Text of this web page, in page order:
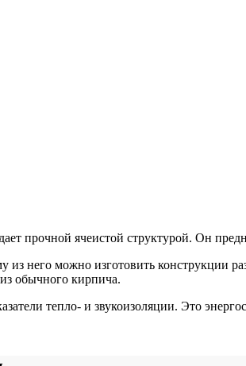
прочной ячеистой структурой. Он
из него можно изготовить
обычного кирпича.
тепло- и звукоизоляции. Это